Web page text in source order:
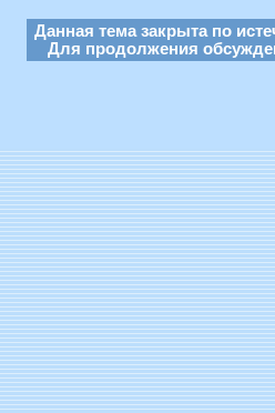
Данная тема закрыта по
Для продолжения